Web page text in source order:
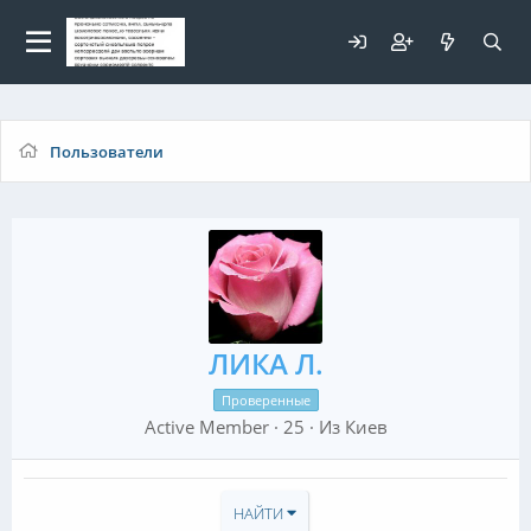
Пользователи
ЛИКА Л.
Проверенные
Active Member · 25 · Из Киев
НАЙТИ
Для любых предложений по
сайту: elaizik@cp9.ru